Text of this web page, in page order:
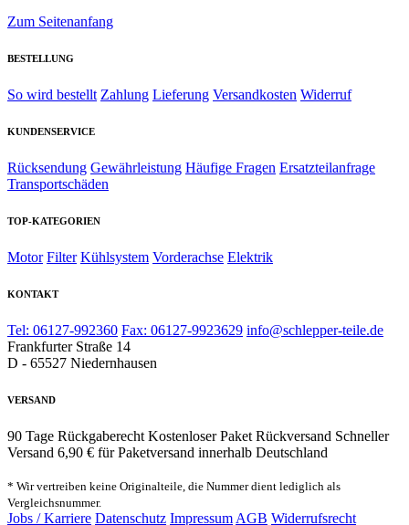
Zum Seitenanfang
BESTELLUNG
So wird bestellt Zahlung Lieferung Versandkosten Widerruf
KUNDENSERVICE
Rücksendung Gewährleistung Häufige Fragen Ersatzteilanfrage
Transportschäden
TOP-KATEGORIEN
Motor Filter Kühlsystem Vorderachse Elektrik
KONTAKT
Tel: 06127-992360 Fax: 06127-9923629 info@schlepper-teile.de
Frankfurter Straße 14
D - 65527 Niedernhausen
VERSAND
90 Tage Rückgaberecht Kostenloser Paket Rückversand Schneller
Versand 6,90 € für Paketversand innerhalb Deutschland
* Wir vertreiben keine Originalteile, die Nummer dient lediglich als
Vergleichsnummer.
Jobs / Karriere Datenschutz Impressum AGB Widerrufsrecht